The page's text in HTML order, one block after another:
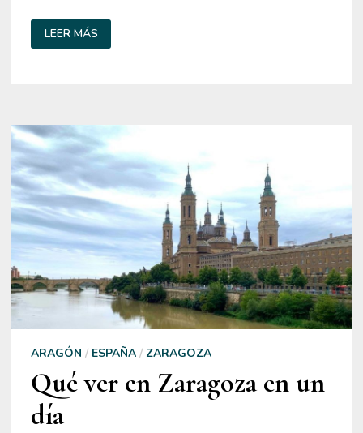
RUTA
POR
EL
LEER MÁS
ARAGÓN / ESPAÑA/ ZARAGOZA
Qué ver en Zaragoza en un
día